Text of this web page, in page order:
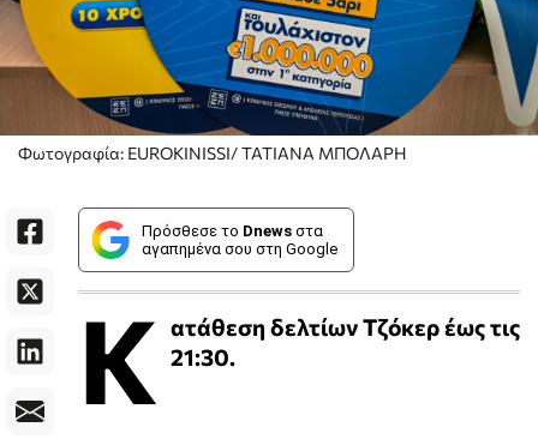
Φωτογραφία: EUROKINISSI/ ΤΑΤΙΑΝΑ ΜΠΟΛΑΡΗ
Πρόσθεσε το Dnews στα
αγαπημένα σου στη Google
Κ ατάθεση δελτίων Τζόκερ έως τις
21:30.